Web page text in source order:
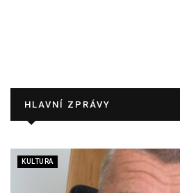
HLAVNÍ ZPRÁVY
KULTURA